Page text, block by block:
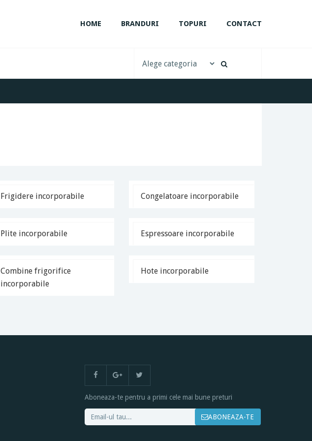
HOME BRANDURI TOPURI CONTACT
Frigidere incorporabile Congelatoare incorporabile
Plite incorporabile Espressoare incorporabile
Combine frigorifice
incorporabile
Hote incorporabile
Aboneaza-te pentru a primi cele mai bune preturi
ABONEAZA-TE